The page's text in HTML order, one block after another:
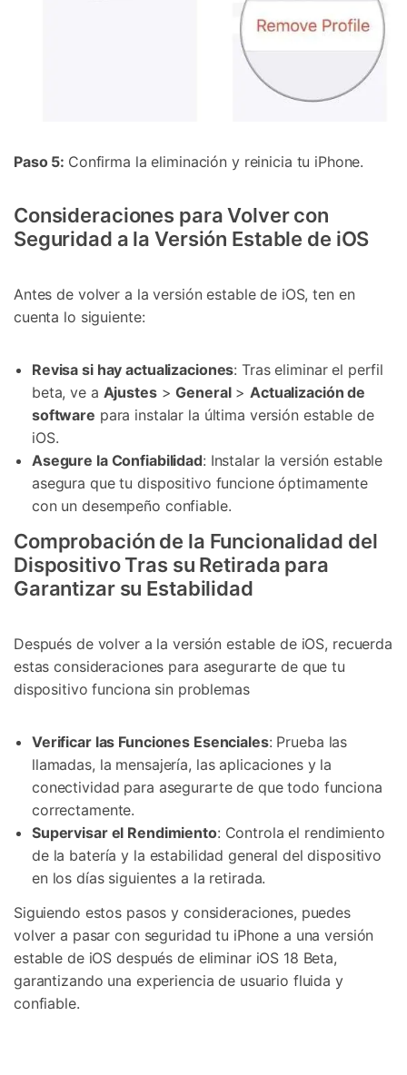
Paso 5: Confirma la eliminación y reinicia tu iPhone.
Consideraciones para Volver con
Seguridad a la Versión Estable de iOS
Antes de volver a la versión estable de iOS, ten en
cuenta lo siguiente:
Revisa si hay actualizaciones: Tras eliminar el perfil
beta, ve a Ajustes>General>Actualización de
software para instalar la última versión estable de
iOS.
Asegure la Confiabilidad: Instalar la versión estable
asegura que tu dispositivo funcione óptimamente
con un desempeño confiable.
Comprobación de la Funcionalidad del
Dispositivo Tras su Retirada para
Garantizar su Estabilidad
Después de volver a la versión estable de iOS, recuerda
estas consideraciones para asegurarte de que tu
dispositivo funciona sin problemas
Verificar las Funciones Esenciales: Prueba las
llamadas, la mensajería, las aplicaciones y la
conectividad para asegurarte de que todo funciona
correctamente.
Supervisar el Rendimiento: Controla el rendimiento
de la batería y la estabilidad general del dispositivo
en los días siguientes a la retirada.
Siguiendo estos pasos y consideraciones, puedes
volver a pasar con seguridad tu iPhone a una versión
estable de iOS después de eliminar iOS 18 Beta,
garantizando una experiencia de usuario fluida y
confiable.
+50M usuarios y +17 años de confianza
Desbloquea, repara y protege tu teléfono
Recupera y transfiere datos fácilmente
Tecnología IA: sin conocimientos técnicos